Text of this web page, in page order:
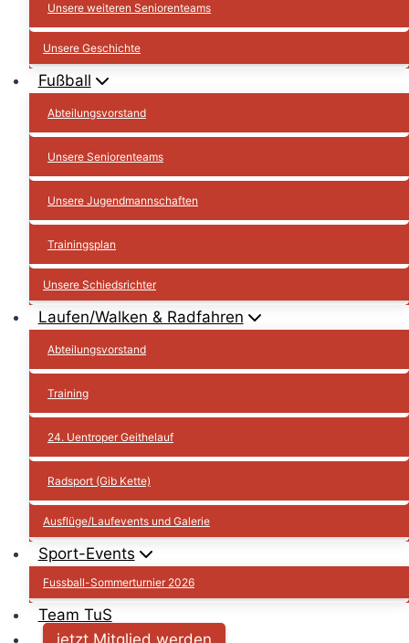
Unsere weiteren Seniorenteams
Unsere Geschichte
Fußball
Abteilungsvorstand
Unsere Seniorenteams
Unsere Jugendmannschaften
Trainingsplan
Unsere Schiedsrichter
Laufen/Walken & Radfahren
Abteilungsvorstand
Training
24. Uentroper Geithelauf
Radsport (Gib Kette)
Ausflüge/Laufevents und Galerie
Sport-Events
Fussball-Sommerturnier 2026
Team TuS
jetzt Mitglied werden